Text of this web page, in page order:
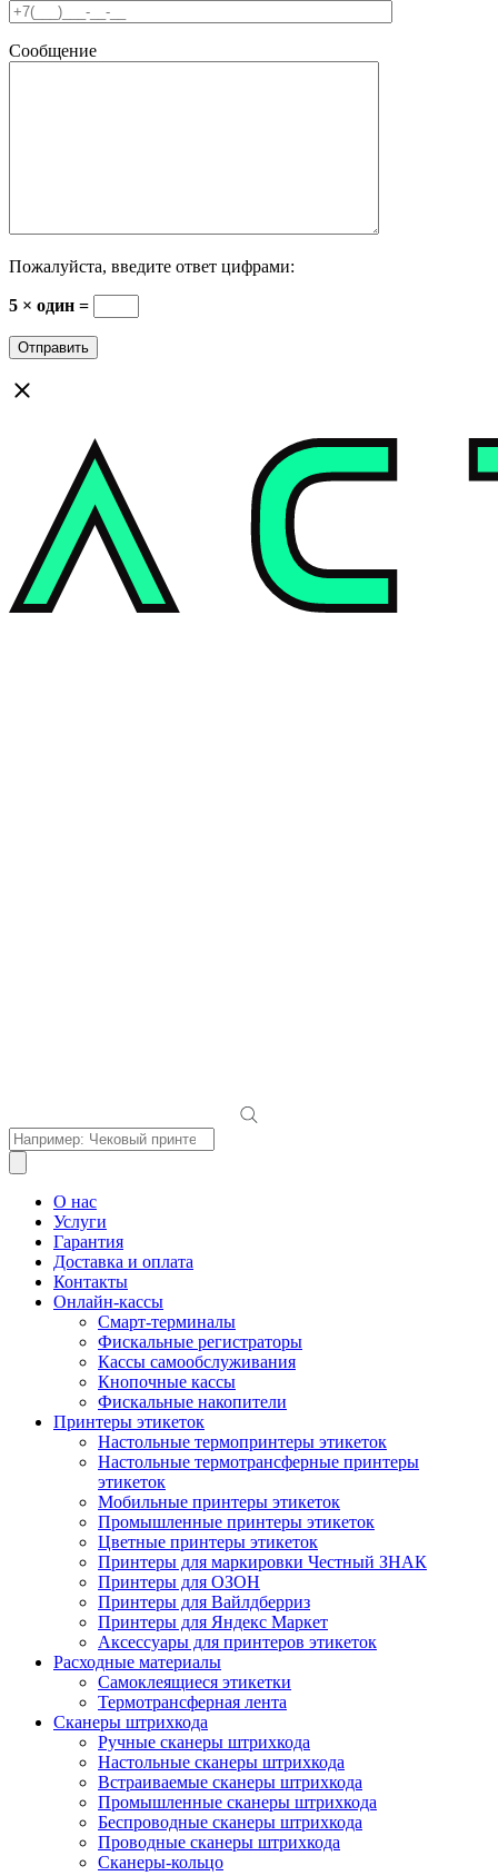
Сообщение
Пожалуйста, введите ответ цифрами:
5 × один =
Поиск
товаров
О нас
Услуги
Гарантия
Доставка и оплата
Контакты
Онлайн-кассы
Смарт-терминалы
Фискальные регистраторы
Кассы самообслуживания
Кнопочные кассы
Фискальные накопители
Принтеры этикеток
Настольные термопринтеры этикеток
Настольные термотрансферные принтеры
этикеток
Мобильные принтеры этикеток
Промышленные принтеры этикеток
Цветные принтеры этикеток
Принтеры для маркировки Честный ЗНАК
Принтеры для ОЗОН
Принтеры для Вайлдберриз
Принтеры для Яндекс Маркет
Аксессуары для принтеров этикеток
Расходные материалы
Самоклеящиеся этикетки
Термотрансферная лента
Сканеры штрихкода
Ручные сканеры штрихкода
Настольные сканеры штрихкода
Встраиваемые сканеры штрихкода
Промышленные сканеры штрихкода
Беспроводные сканеры штрихкода
Проводные сканеры штрихкода
Сканеры-кольцо